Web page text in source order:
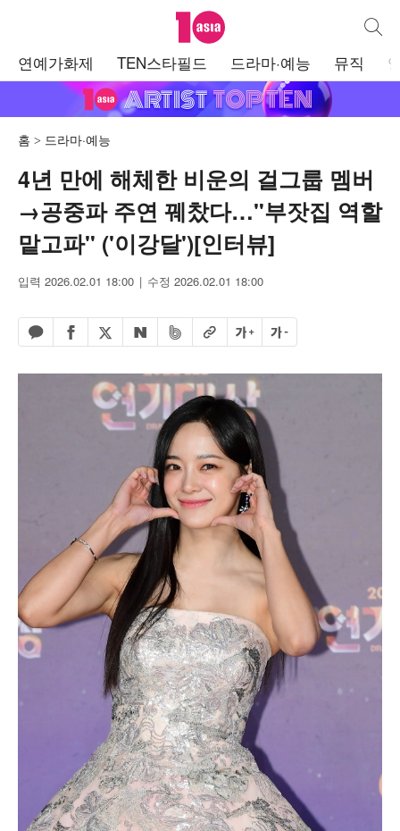
텐아시아 통합
연예가화제 TEN스타필드 드라마·예능 뮤직
홈 드라마·예능
4년 만에 해체한 비운의 걸그룹 멤버
→공중파 주연 꿰찼다…"부잣집 역할
맡고파" ('이강달')[인터뷰]
입력 2026.02.01 18:00 수정 2026.02.01 18:00
카카오톡 공유하기
페이스북 공유하기
엑스 공유하기
네이버 공유하기
밴드 공유하기
URL복사글자 크게글자 작게